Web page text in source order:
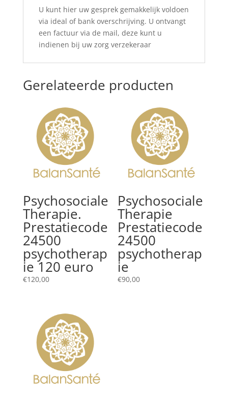
U kunt hier uw gesprek gemakkelijk voldoen
via ideal of bank overschrijving. U ontvangt
een factuur via de mail, deze kunt u
indienen bij uw zorg verzekeraar
Gerelateerde producten
Psychosociale
Therapie.
Prestatiecode
24500
psychotherap
ie 120 euro
€120,00
Psychosociale
Therapie
Prestatiecode
24500
psychotherap
ie
€90,00